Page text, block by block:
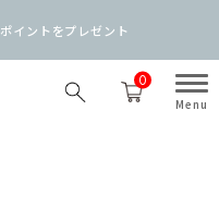
0
ポイントをプレゼント